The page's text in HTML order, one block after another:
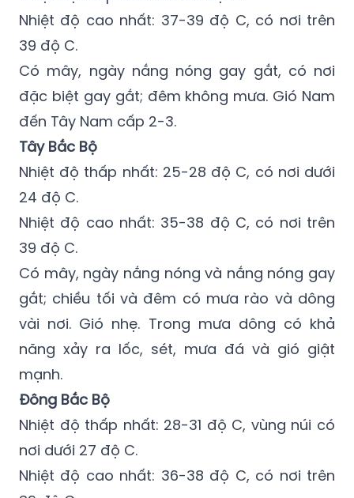
Nhiệt độ cao nhất: 37-39 độ C, có nơi trên
39 độ C.
Có mây, ngày nắng nóng gay gắt, có nơi
đặc biệt gay gắt; đêm không mưa. Gió Nam
đến Tây Nam cấp 2-3.
Tây Bắc Bộ
Nhiệt độ thấp nhất: 25-28 độ C, có nơi dưới
24 độ C.
Nhiệt độ cao nhất: 35-38 độ C, có nơi trên
39 độ C.
Có mây, ngày nắng nóng và nắng nóng gay
gắt; chiều tối và đêm có mưa rào và dông
vài nơi. Gió nhẹ. Trong mưa dông có khả
năng xảy ra lốc, sét, mưa đá và gió giật
mạnh.
Đông Bắc Bộ
Nhiệt độ thấp nhất: 28-31 độ C, vùng núi có
nơi dưới 27 độ C.
Nhiệt độ cao nhất: 36-38 độ C, có nơi trên